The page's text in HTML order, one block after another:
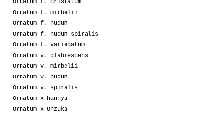
Ornatum f. cristatum
Ornatum f. mirbelii
Ornatum f. nudum
Ornatum f. nudum spiralis
Ornatum f. variegatum
Ornatum v. glabrescens
Ornatum v. mirbelii
Ornatum v. nudum
Ornatum v. spiralis
Ornatum x hannya
Ornatum x Onzuka